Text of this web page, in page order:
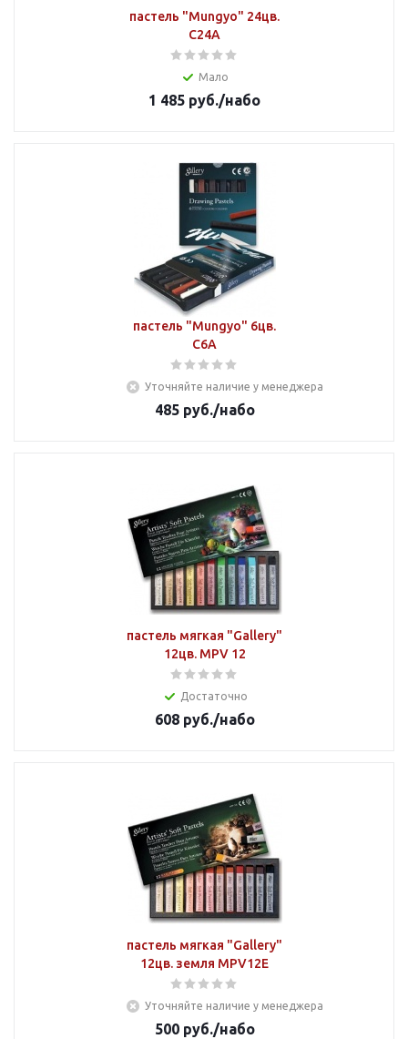
пастель "Mungyo" 24цв.
C24A
Мало
1 485 руб./набо
пастель "Mungyo" 6цв.
C6A
Уточняйте наличие у менеджера
485руб./набо
пастель мягкая "Gallery"
12цв. MPV 12
Достаточно
608руб./набо
пастель мягкая "Gallery"
12цв. земля MPV12E
Уточняйте наличие у менеджера
500руб./набо